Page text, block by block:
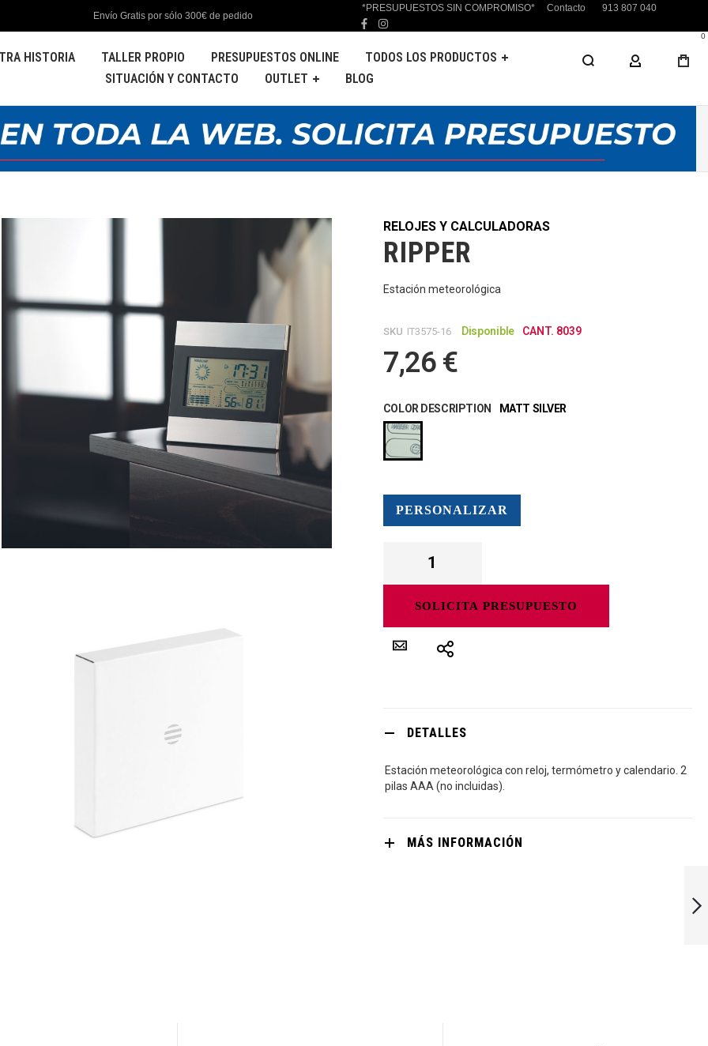
Envío Gratis por sólo 300€ de pedido
*PRESUPUESTOS SIN COMPROMISO* Contacto 913 807 040
facebook
instagram
HISTORIA TALLER PROPIO PRESUPUESTOS ONLINE
TODOS LOS PRODUCTOS
SITUACIÓN Y CONTACTO
OUTLET BLOG
MI CUENTA
0
RELOJES Y CALCULADORAS
RIPPER
Estación meteorológica
SKU IT3575-16 Disponible CANT. 8039
7,26 €
COLOR DESCRIPTION MATT SILVER
PERSONALIZAR
SOLICITA PRESUPUESTO
DETALLES
Estación meteorológica con reloj, termómetro y calendario. 2
pilas AAA (no incluidas).
MÁS INFORMACIÓN